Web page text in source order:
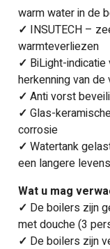
warm water in de
✓ INSUTECH –
warmteverliezen
✓ BiLight-
herkenning van
✓ Anti vorst
✓ Glas-
corrosie
✓ Watertank
een langere
Wat u mag
✓ De boilers zijn
met douche (3
✓ De boilers zijn